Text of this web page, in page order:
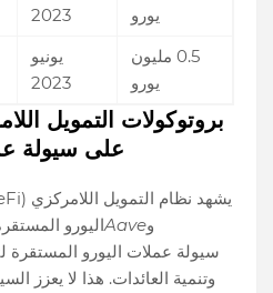
2023
يورو
يونيو
2023
0.5 مليون
يورو
على سيولة
اليوروAaveو
سيولة عملات اليورو المستقرة
وتنمية العائدات. هذا لا يعزز